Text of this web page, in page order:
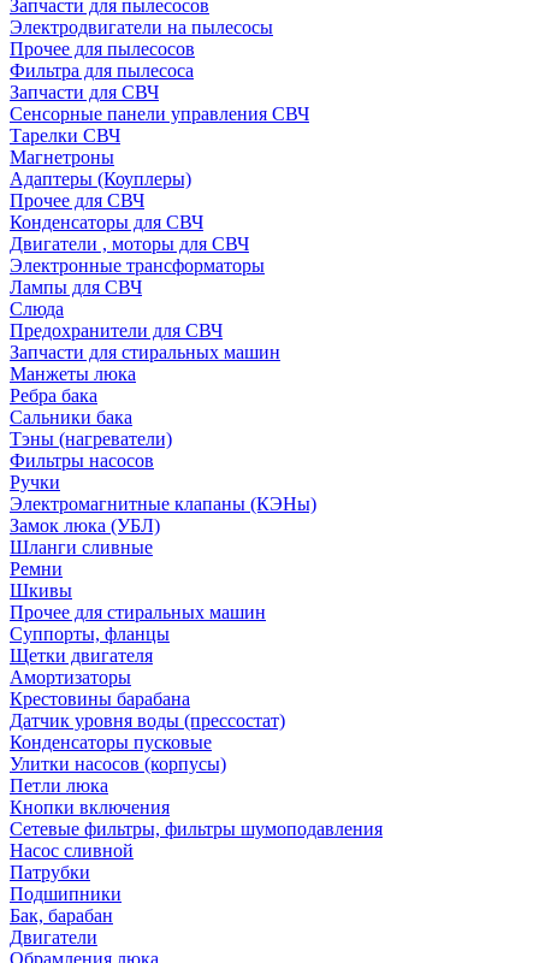
Запчасти для пылесосов
Электродвигатели на пылесосы
Прочее для пылесосов
Фильтра для пылесоса
Запчасти для СВЧ
Сенсорные панели управления СВЧ
Тарелки СВЧ
Магнетроны
Адаптеры (Коуплеры)
Прочее для СВЧ
Конденсаторы для СВЧ
Двигатели , моторы для СВЧ
Электронные трансформаторы
Лампы для СВЧ
Слюда
Предохранители для СВЧ
Запчасти для стиральных машин
Манжеты люка
Ребра бака
Сальники бака
Тэны (нагреватели)
Фильтры насосов
Ручки
Электромагнитные клапаны (КЭНы)
Замок люка (УБЛ)
Шланги сливные
Ремни
Шкивы
Прочее для стиральных машин
Суппорты, фланцы
Щетки двигателя
Амортизаторы
Крестовины барабана
Датчик уровня воды (прессостат)
Конденсаторы пусковые
Улитки насосов (корпусы)
Петли люка
Кнопки включения
Сетевые фильтры, фильтры шумоподавления
Насос сливной
Патрубки
Подшипники
Бак, барабан
Двигатели
Обрамления люка